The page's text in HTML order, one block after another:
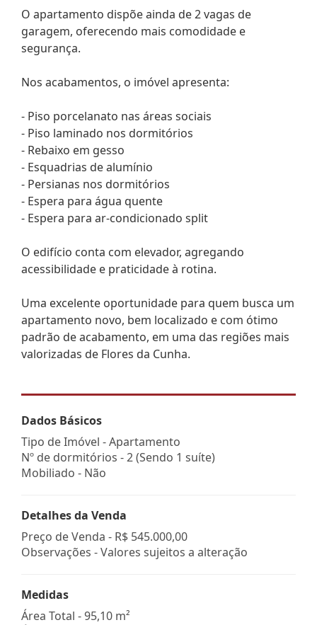
O apartamento dispõe ainda de 2 vagas de
garagem, oferecendo mais comodidade e
segurança.
Nos acabamentos, o imóvel apresenta:
- Piso porcelanato nas áreas sociais
- Piso laminado nos dormitórios
- Rebaixo em gesso
- Esquadrias de alumínio
- Persianas nos dormitórios
- Espera para água quente
- Espera para ar-condicionado split
O edifício conta com elevador, agregando
acessibilidade e praticidade à rotina.
Uma excelente oportunidade para quem busca um
apartamento novo, bem localizado e com ótimo
padrão de acabamento, em uma das regiões mais
valorizadas de Flores da Cunha.
Dados Básicos
Tipo de Imóvel - Apartamento
Nº de dormitórios - 2 (Sendo 1 suíte)
Mobiliado - Não
Detalhes da Venda
Preço de Venda - R$ 545.000,00
Observações - Valores sujeitos a alteração
Medidas
Área Total - 95,10 m²